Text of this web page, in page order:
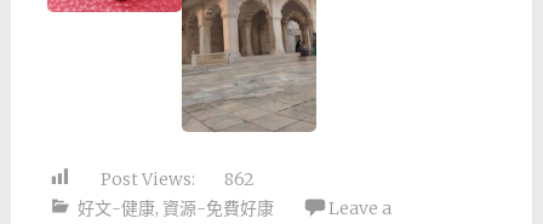
Post Views:
862
好文-健康, 資源-免費好康
Leave a